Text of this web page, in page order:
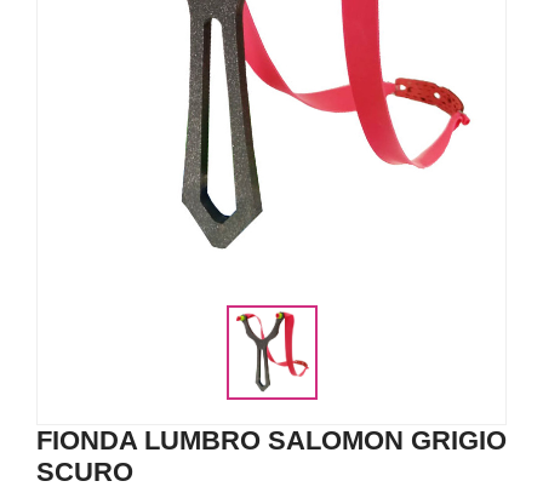
FIONDA LUMBRO SALOMON GRIGIO
SCURO